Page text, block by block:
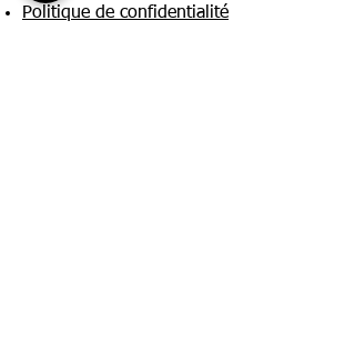
Politique de confidentialité